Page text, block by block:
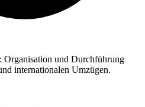
Organisation und Durchführung
internationalen Umzügen.